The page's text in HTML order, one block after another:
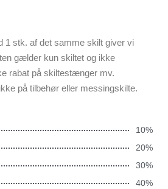
1 stk. af det samme skilt giver vi
gælder kun skiltet og ikke
rabat på skiltestænger mv.
på tilbehør eller messingskilte.
10%
20%
30%
40%